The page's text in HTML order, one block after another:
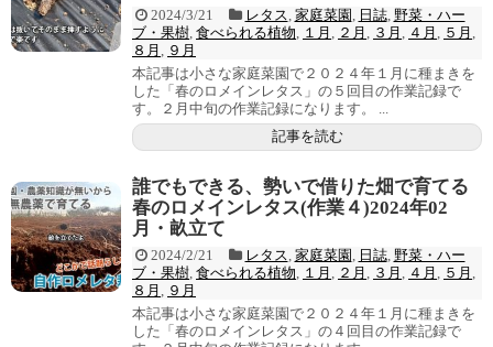
2024/3/21 レタス 家庭菜園 日誌, 野菜・ハー
ブ・果樹 食べられる植物 １月 ２月 ３月 ４月 ５月
８月
９月
本記事は小さな家庭菜園で２０２４年１月に種まきを
した「春のロメインレタス」の５回目の作業記録で
す。２月中旬の作業記録になります。 ...
記事を読む
誰でもできる、勢いで借りた畑で育てる
春のロメインレタス(作業４)2024年02
月・畝立て
2024/2/21 レタス 家庭菜園 日誌, 野菜・ハー
ブ・果樹 食べられる植物 １月 ２月 ３月 ４月 ５月
８月
９月
本記事は小さな家庭菜園で２０２４年１月に種まきを
した「春のロメインレタス」の４回目の作業記録で